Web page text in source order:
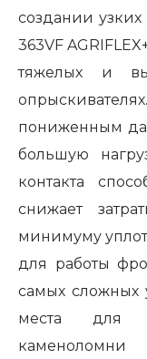
создании
363VF AGRIFLEX
тяжелых и
пониженным
большую
контакта
снижает
минимуму
для работы
самых сложных
места для